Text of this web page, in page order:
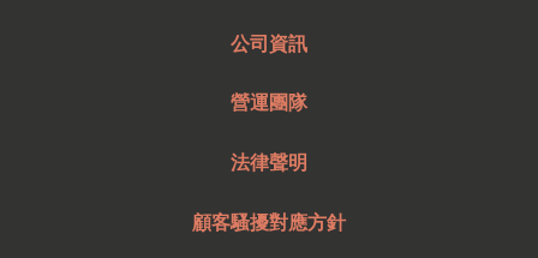
公司資訊
營運團隊
法律聲明
顧客騷擾對應方針